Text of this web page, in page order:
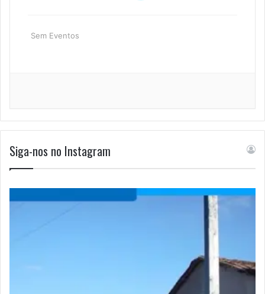
Sem Eventos
Siga-nos no Instagram